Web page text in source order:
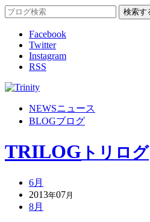
Facebook
Twitter
Instagram
RSS
NEWSニュース
BLOGブログ
TRILOG トリログ
6月
2013年07 月
8月